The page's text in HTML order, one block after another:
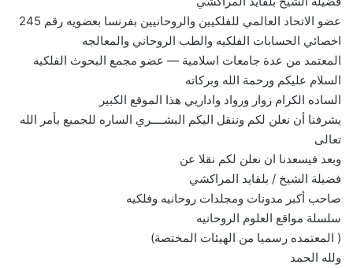
عضو الاتحاد العالمي للفلكيين والروحانيين بفرنسا بعضويه رقم 245
اخصائي الحسابات الفلكيه والطب الروحاني والمعالجه
المعتمد من عدة جامعات اسلامية — عضو مجمع البحوث الفلكيه
السلام عليكم ورحمة الله وبركاته
الساده الكرام زوار ورواد واداريي هذا الموقع الكبير
يشرفنا أن نعلن لكم وننقل اليكم البشــــري الساره للجميع بأمر الله
تعالى
وبعد فيسعدنا ان نعلن لكم نقلا عن
فضيلة الشيخ / بلقايد المراكشي
صاحب أكبر مدونات ومجلدات روحانيه وفلكيه
سلسلة مواقع العلوم الروحانيه
( المعتمده رسميا من الهيئات المختصة)
ولله الحمد